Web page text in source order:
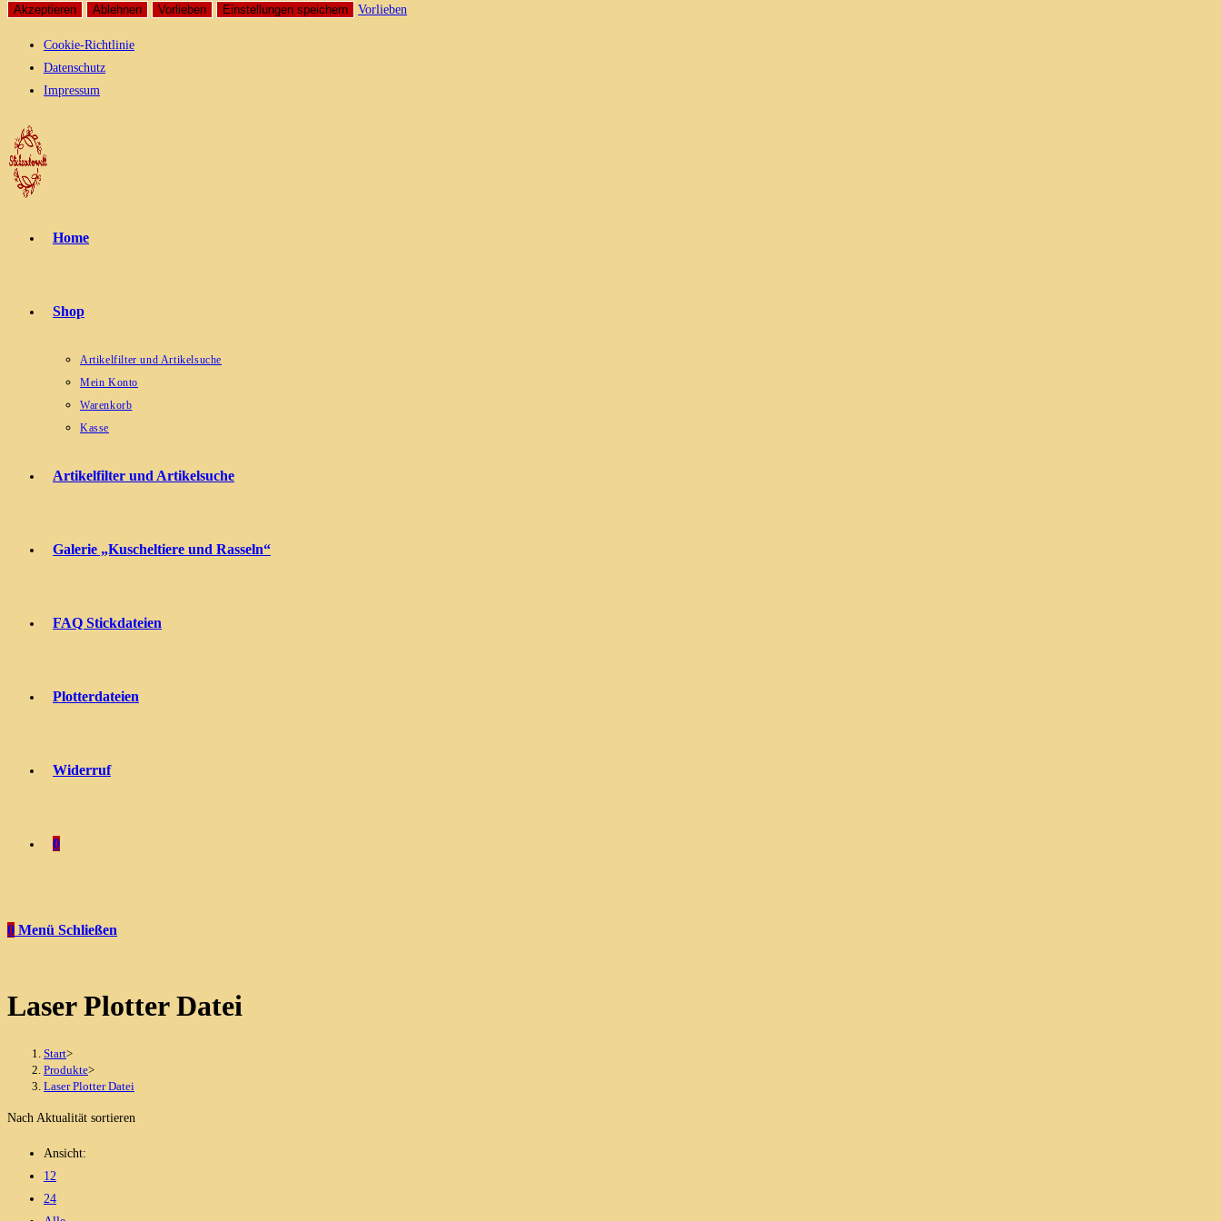
Akzeptieren Ablehnen Vorlieben Einstellungen speichern Vorlieben
Cookie-Richtlinie
Datenschutz
Impressum
Zum
Inhalt
springen
Home
Shop
Artikelfilter und Artikelsuche
Mein Konto
Warenkorb
Kasse
Artikelfilter und Artikelsuche
Galerie „Kuscheltiere und Rasseln“
FAQ Stickdateien
Plotterdateien
Widerruf
0
0 Menü Schließen
Laser Plotter Datei
Start>
Produkte>
Laser Plotter Datei
Nach Aktualität sortieren
Ansicht:
12
24